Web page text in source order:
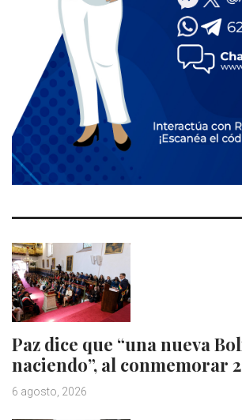
Paz dice que “una nueva
naciendo”, al conmemorar
6 agosto, 2026